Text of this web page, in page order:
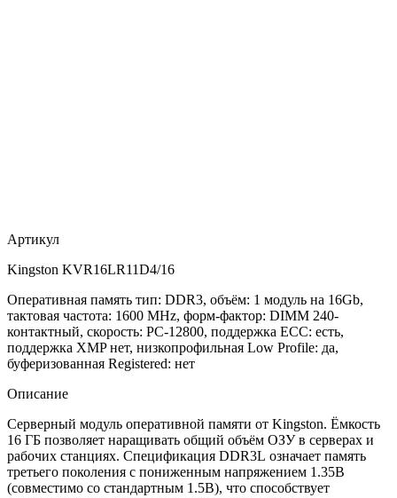
Артикул
Kingston KVR16LR11D4/16
Оперативная память тип: DDR3, объём: 1 модуль на 16Gb,
тактовая частота: 1600 MHz, форм-фактор: DIMM 240-
контактный, скорость: PC-12800, поддержка ECC: есть,
поддержка XMP нет, низкопрофильная Low Profile: да,
буферизованная Registered: нет
Описание
Серверный модуль оперативной памяти от Kingston. Ёмкость
16 ГБ позволяет наращивать общий объём ОЗУ в серверах и
рабочих станциях. Спецификация DDR3L означает память
третьего поколения с пониженным напряжением 1.35В
(совместимо со стандартным 1.5В), что способствует